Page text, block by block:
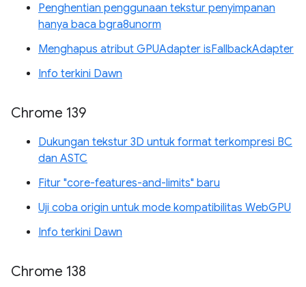
Penghentian penggunaan tekstur penyimpanan
hanya baca bgra8unorm
Menghapus atribut GPUAdapter isFallbackAdapter
Info terkini Dawn
Chrome 139
Dukungan tekstur 3D untuk format terkompresi BC
dan ASTC
Fitur "core-features-and-limits" baru
Uji coba origin untuk mode kompatibilitas WebGPU
Info terkini Dawn
Chrome 138